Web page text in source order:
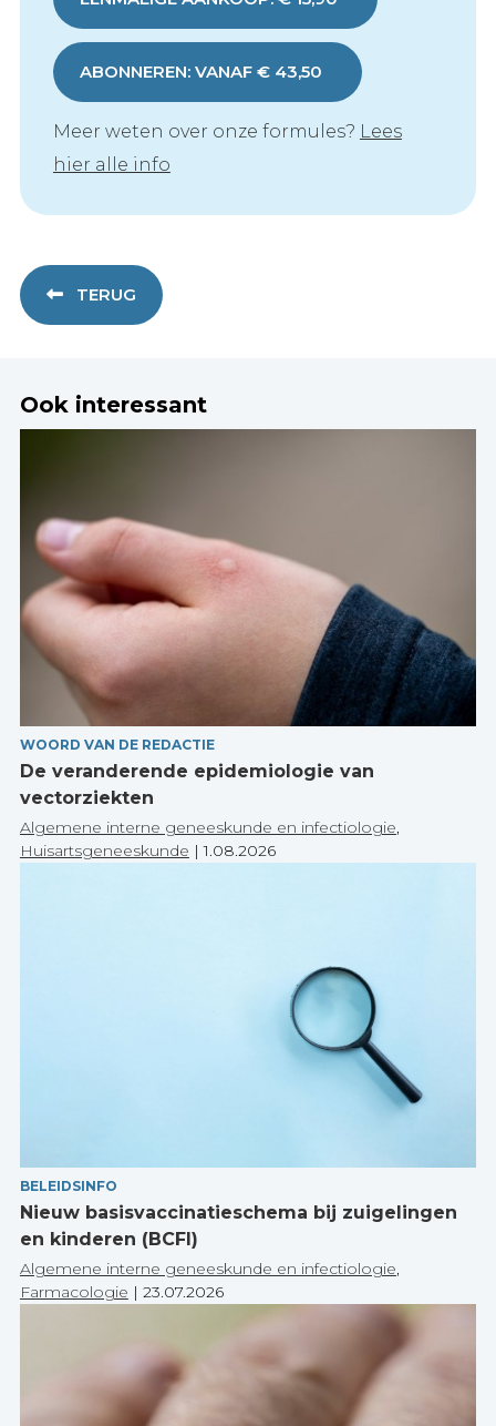
ABONNEREN: VANAF € 43,50
Meer weten over onze formules? Lees
hier alle info
TERUG
Ook interessant
WOORD VAN DE REDACTIE
De veranderende epidemiologie van
vectorziekten
Algemene interne geneeskunde en infectiologie,
Huisartsgeneeskunde |1.08.2026
BELEIDSINFO
Nieuw basisvaccinatieschema bij zuigelingen
en kinderen (BCFI)
Algemene interne geneeskunde en infectiologie,
Farmacologie | 23.07.2026